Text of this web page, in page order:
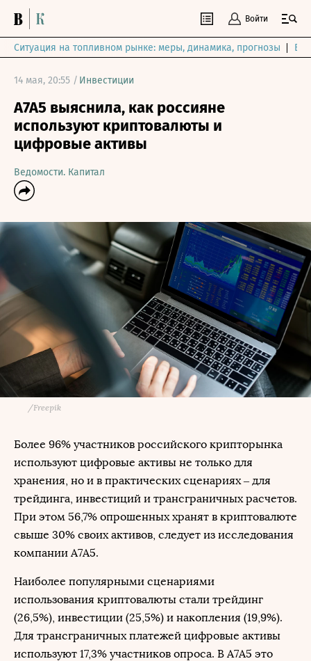
Войти
Ситуация на топливном рынке: меры, динамика, прогнозы
14 мая, 20:55 / Инвестиции
A7A5 выяснила, как россияне
используют криптовалюты и
цифровые активы
Ведомости. Капитал
/Freepik
Более 96% участников российского крипторынка
используют цифровые активы не только для
хранения, но и в практических сценариях – для
трейдинга, инвестиций и трансграничных расчетов.
При этом 56,7% опрошенных хранят в криптовалюте
свыше 30% своих активов, следует из исследования
компании A7A5.
Наиболее популярными сценариями
использования криптовалюты стали трейдинг
(26,5%), инвестиции (25,5%) и накопления (19,9%).
Для трансграничных платежей цифровые активы
используют 17,3% участников опроса. В A7A5 это